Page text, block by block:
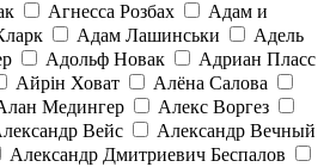
Агнесса Розбах
Адам и
Адам Лашинськи
Адель
Адольф Новак
Адриан Пласс
Айрін Ховат
Алёна Салова
Медингер
Алекс Воргез
Вейс
Александр Вечный
Александр Дмитриевич Беспалов